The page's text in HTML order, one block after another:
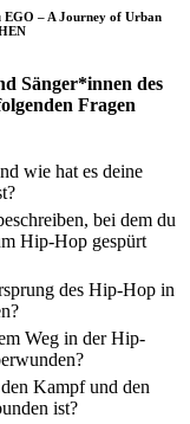
– A Journey of Urban
Sänger*innen des
Fragen
wie hat es deine
bei dem du
Hip-Hop gespürt
des Hip-Hop in
Weg in der Hip-
Kampf und den
ist?